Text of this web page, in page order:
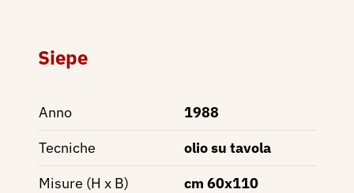
Siepe
Anno
1988
Tecniche
olio su tavola
Misure (H x B)
cm 60x110